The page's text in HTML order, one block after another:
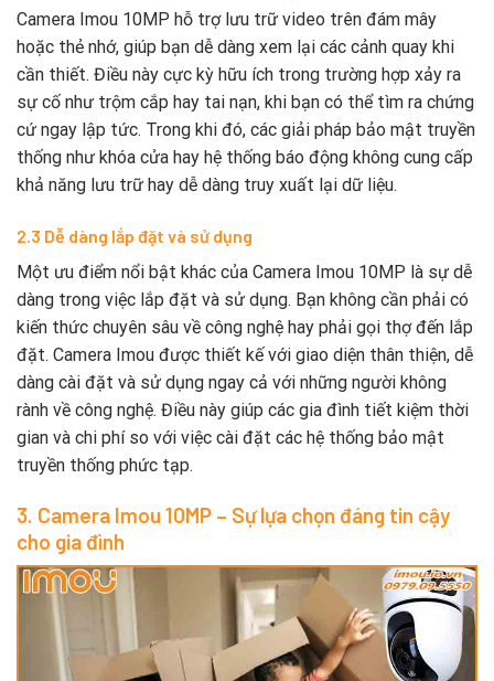
Camera Imou 10MP hỗ trợ lưu trữ video trên đám mây
hoặc thẻ nhớ, giúp bạn dễ dàng xem lại các cảnh quay khi
cần thiết. Điều này cực kỳ hữu ích trong trường hợp xảy ra
sự cố như trộm cắp hay tai nạn, khi bạn có thể tìm ra chứng
cứ ngay lập tức. Trong khi đó, các giải pháp bảo mật truyền
thống như khóa cửa hay hệ thống báo động không cung cấp
khả năng lưu trữ hay dễ dàng truy xuất lại dữ liệu.
2.3 Dễ dàng lắp đặt và sử dụng
Một ưu điểm nổi bật khác của Camera Imou 10MP là sự dễ
dàng trong việc lắp đặt và sử dụng. Bạn không cần phải có
kiến thức chuyên sâu về công nghệ hay phải gọi thợ đến lắp
đặt. Camera Imou được thiết kế với giao diện thân thiện, dễ
dàng cài đặt và sử dụng ngay cả với những người không
rành về công nghệ. Điều này giúp các gia đình tiết kiệm thời
gian và chi phí so với việc cài đặt các hệ thống bảo mật
truyền thống phức tạp.
3. Camera Imou 10MP – Sự lựa chọn đáng tin cậy
cho gia đình